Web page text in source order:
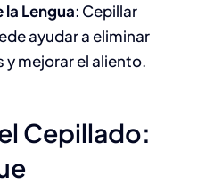
Lengua: Cepillar
ayudar a eliminar
y mejorar el aliento.
Cepillado: